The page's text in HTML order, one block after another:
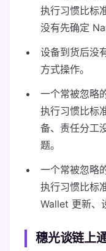
执行习惯比标
没有先确定
设备到货后没
方式操作。
一个常被忽略
执行习惯比标
备、责任分工
题。
一个常被忽略
执行习惯比标
Wallet 更新、
穗光谈链上